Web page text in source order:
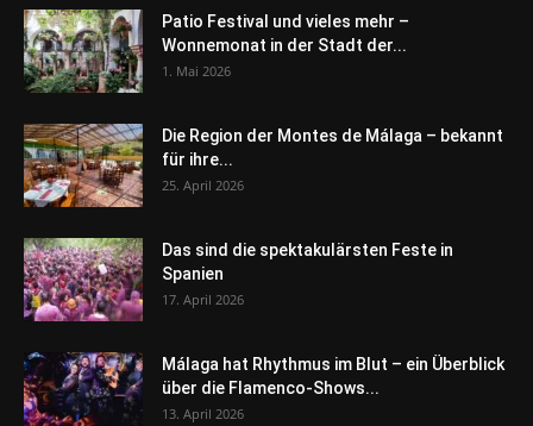
Patio Festival und vieles mehr –
Wonnemonat in der Stadt der...
1. Mai 2026
Die Region der Montes de Málaga – bekannt
für ihre...
25. April 2026
Das sind die spektakulärsten Feste in
Spanien
17. April 2026
Málaga hat Rhythmus im Blut – ein Überblick
über die Flamenco-Shows...
13. April 2026